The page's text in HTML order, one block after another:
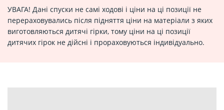
УВАГА! Дані спуски не самі ходові і ціни на ці позиції не
перераховувались після підняття ціни на матеріали з яких
виготовляються дитячі гірки, тому ціни на ці позиції
дитячих гірок не дійсні і прораховуються індивідуально.